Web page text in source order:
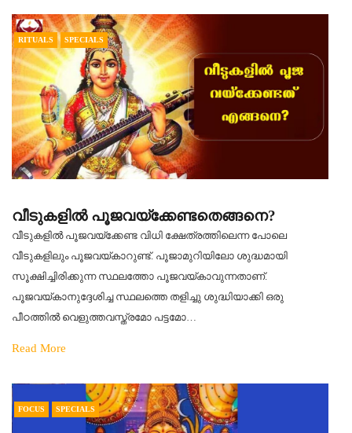
RITUALS SPECIALS
വീടുകളിൽ പൂജവയ്‌ക്കേണ്ടതെങ്ങനെ?
വീടുകളിൽ പൂജവയ്‌ക്കേണ്ട വിധി ക്ഷേത്രത്തിലെന്ന പോലെ
വീടുകളിലും പൂജവയ്കാറുണ്ട്. പൂജാമുറിയിലോ ശുദ്ധമായി
സൂക്ഷിച്ചിരിക്കുന്ന സ്ഥലത്തോ പൂജവയ്കാവുന്നതാണ്.
പൂജവയ്കാനുദ്ദേശിച്ച സ്ഥലത്തെ തളിച്ചു ശുദ്ധിയാക്കി ഒരു
പീഠത്തിൽ വെളുത്തവസ്ത്രമോ പട്ടമോ…
Read More
FOCUS SPECIALS